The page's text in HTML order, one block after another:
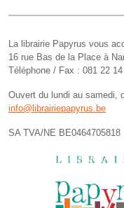
La librairie Papyrus vous
16 rue Bas de la Place à
Téléphone / Fax : 081 22
Ouvert du lundi au samedi,
info@librairiepapyrus.be
SA TVA/NE BE0464705818